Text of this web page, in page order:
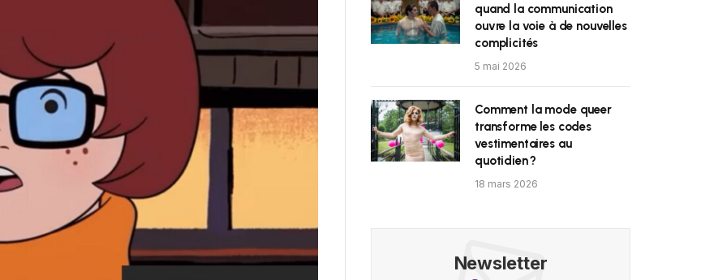
quand la communication
ouvre la voie à de nouvelles
complicités
5 mai 2026
Comment la mode queer
transforme les codes
vestimentaires au
quotidien ?
18 mars 2026
Newsletter